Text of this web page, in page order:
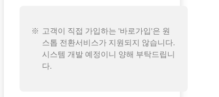
고객이 직접 가입하는 '바로가입'은 원
스톱 전환서비스가 지원되지 않습니다.
시스템 개발 예정이니 양해 부탁드립니
다.